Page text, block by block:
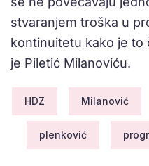
stvaranjem troška u
kontinuitetu kako je to
je Piletić Milanoviću.
HDZ Milanović
plenković